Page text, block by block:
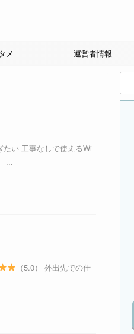
メ 運営者情報
い 工事なしで使えるWi-
...
（5.0） 外出先での仕